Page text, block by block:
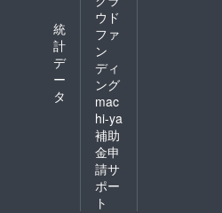
統
計
デ
ー
タ
ウド
ファ
ン
ディ
ング
mac
hi-ya
補助
金申
請サ
ポー
ト